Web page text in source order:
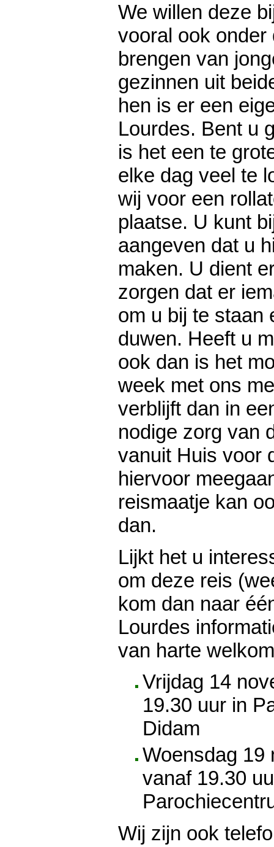
We willen deze
vooral ook onder
brengen van
gezinnen uit
hen is er een
Lourdes. Bent u
is het een te
elke dag veel te
wij voor een
plaatse. U kunt
aangeven dat u
maken. U dient
zorgen dat er
om u bij te staan
duwen. Heeft u
ook dan is het
week met ons
verblijft dan in
nodige zorg van
vanuit Huis voor
hiervoor
reismaatje kan
dan.
Lijkt het u
om deze reis
kom dan naar
Lourdes
van harte
Vrijdag 14
19.30 uur in
Didam
Woensdag 19
vanaf 19.30
Wij zijn ook